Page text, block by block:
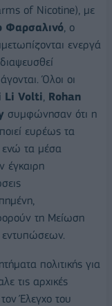
of Nicotine), με
Φαρσαλινό, ο
ενεργά
Όλοι οι
Li Volti, Rohan
συμφώνησαν ότι η
ευρέως τα
ενώ τα μέσα
έγκαιρη
τη Μείωση
πολιτικής για
τις αρχικές
Έλεγχο του